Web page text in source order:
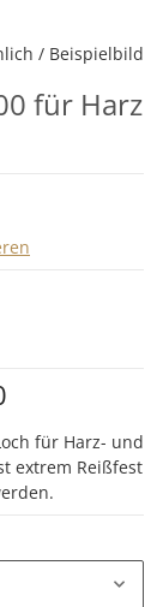
/ Beispielbild
für Harz
für Harz- und
extrem Reißfest